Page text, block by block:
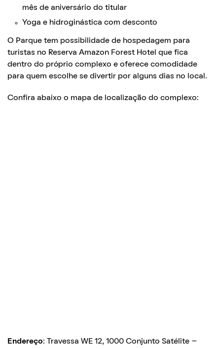
mês de aniversário do titular
Yoga e hidroginástica com desconto
O Parque tem possibilidade de hospedagem para
turistas no Reserva Amazon Forest Hotel que fica
dentro do próprio complexo e oferece comodidade
para quem escolhe se divertir por alguns dias no local.
Confira abaixo o mapa de localização do complexo:
Endereço: Travessa WE 12, 1000 Conjunto Satélite –